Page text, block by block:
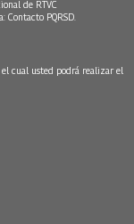
de RTVC
Contacto PQRSD.
cual usted podrá realizar el